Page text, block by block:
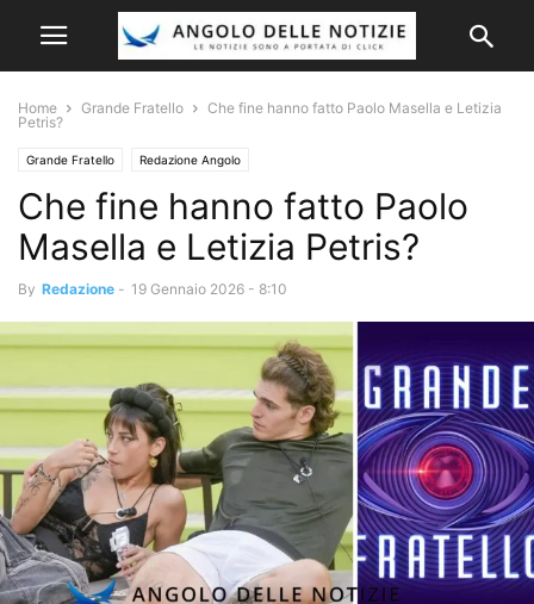
Home Grande Fratello
Che fine hanno fatto Paolo Masella e Letizia
Petris?
Grande Fratello Redazione Angolo
Che fine hanno fatto Paolo
Masella e Letizia Petris?
By Redazione - 19 Gennaio 2026 - 8:10